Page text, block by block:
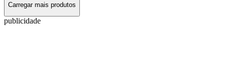
Carregar mais produtos
publicidade